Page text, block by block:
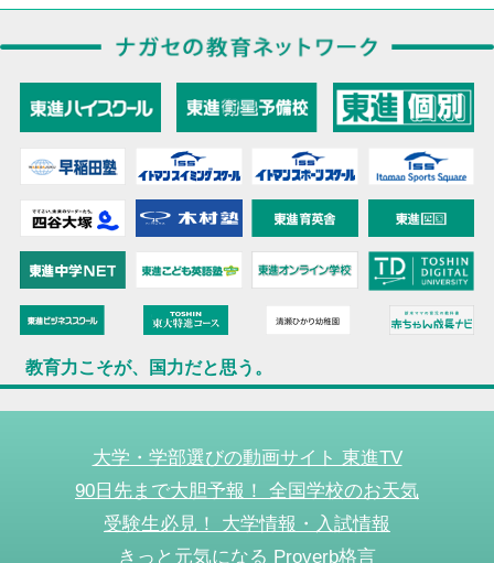
教育力こそが、国力だと思う。
大学・学部選びの動画サイト 東進TV
90日先まで大胆予報！ 全国学校のお天気
受験生必見！ 大学情報・入試情報
きっと元気になる Proverb格言